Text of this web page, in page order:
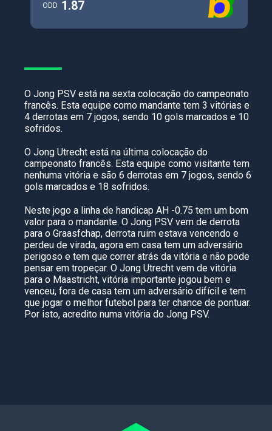
ODD 1.87
O Jong PSV está na sexta colocação do campeonato
francês. Esta equipe como mandante tem 3 vitórias e
4 derrotas em 7 jogos, sendo 10 gols marcados e 10
sofridos.
O Jong Utrecht está na última colocação do
campeonato francês. Esta equipe como visitante tem
nenhuma vitória e são 6 derrotas em 7 jogos, sendo 6
gols marcados e 18 sofridos.
Neste jogo a linha de handicap AH -0.75 tem um bom
valor para o mandante. O Jong PSV vem de derrota
para o Graasfchap, derrota ruim estava vencendo e
perdeu de virada, agora em casa tem um adversário
perigoso e tem que correr atrás da vitória e não pode
pensar em tropeçar. O Jong Utrecht vem de vitória
para o Maastricht, vitória importante jogou bem e
venceu, fora de casa tem um adversário difícil e tem
que jogar o melhor futebol para ter chance de pontuar.
Por isto, acredito numa vitória do Jong PSV.